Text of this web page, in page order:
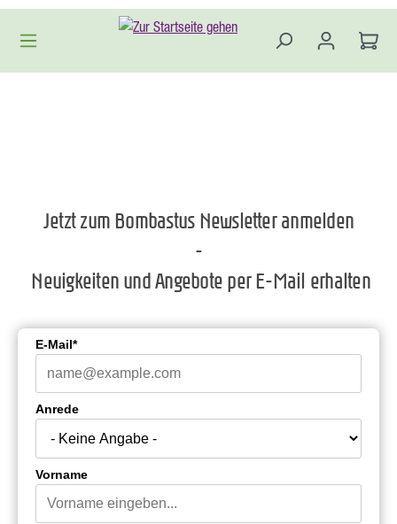
Zum Hauptinhalt springen
Jetzt zum Bombastus Newsletter anmelden
-
Neuigkeiten und Angebote per E-Mail erhalten
E-Mail*
Anrede
Vorname